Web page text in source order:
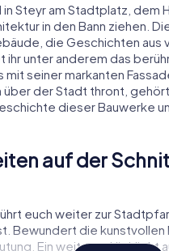
Steyr am Stadtplatz, dem
in den Bann ziehen.
die Geschichten aus
ihr unter anderem das
seiner markanten
der Stadt thront,
dieser Bauwerke
auf der
euch weiter zur
Bewundert die
Ein weiteres Highlight